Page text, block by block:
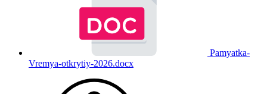
Pamyatka-
Vremya-otkrytiy-2026.docx